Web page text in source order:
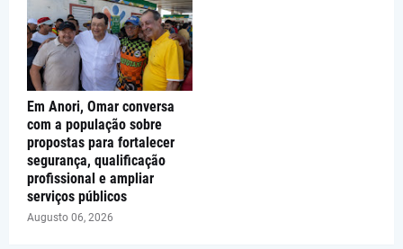
Em Anori, Omar conversa
com a população sobre
propostas para fortalecer
segurança, qualificação
profissional e ampliar
serviços públicos
Augusto 06, 2026